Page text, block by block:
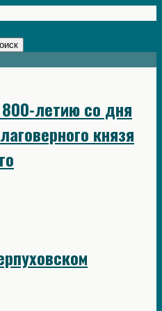
летию со дня
князя